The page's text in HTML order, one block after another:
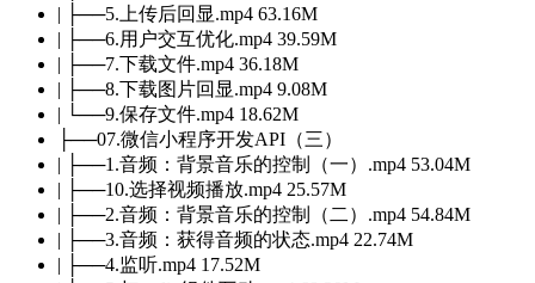
| ├──5.上传后回显.mp4 63.16M
| ├──6.用户交互优化.mp4 39.59M
| ├──7.下载文件.mp4 36.18M
| ├──8.下载图片回显.mp4 9.08M
| └──9.保存文件.mp4 18.62M
├──07.微信小程序开发API（三）
| ├──1.音频：背景音乐的控制（一）.mp4 53.04M
| ├──10.选择视频播放.mp4 25.57M
| ├──2.音频：背景音乐的控制（二）.mp4 54.84M
| ├──3.音频：获得音频的状态.mp4 22.74M
| ├──4.监听.mp4 17.52M